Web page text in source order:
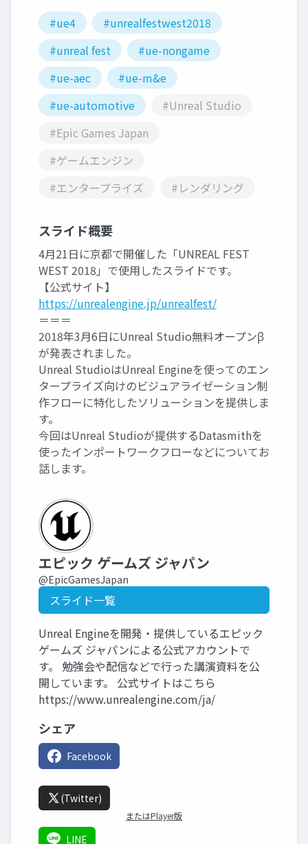
#ue4
#unrealfestwest2018
#unreal fest
#ue-nongame
#ue-aec
#ue-m&e
#ue-automotive
#Unreal Studio
#Epic Games Japan
#ゲームエンジン
#エンタープライズ
#レンダリング
スライド概要
4月21日に京都で開催した「UNREAL FEST
WEST 2018」で使用したスライドです。
【公式サイト】
https://unrealengine.jp/unrealfest/
＝＝＝
2018年3月6日にUnreal Studio無料オープンβ
が発表されました。
Unreal StudioはUnreal Engineを使ってのエン
タープライズ向けのビジュアライゼーション制
作フローに特化したソリューションを提供しま
す。
今回はUnreal Studioが提供するDatasmithを
使ったインポートワークフローなどについてお
話します。
エピック ゲームズ ジャパン
@EpicGamesJapan
スライド一覧
Unreal Engineを開発・提供しているエピック
ゲームズ ジャパンによる公式アカウントで
す。 勉強会や配信などで行った講演資料を公
開しています。 公式サイトはこちら
https://www.unrealengine.com/ja/
シェア
Facebook
(Twitter)
またはPlayer版
LINE